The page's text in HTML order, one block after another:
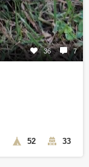
36 7
52 33